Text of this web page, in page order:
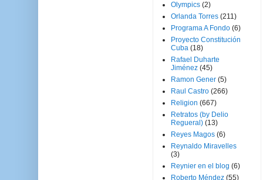
Olympics (2)
Orlanda Torres (211)
Programa A Fondo (6)
Proyecto Constitución
Cuba (18)
Rafael Duharte
Jiménez (45)
Ramon Gener (5)
Raul Castro (266)
Religion (667)
Retratos (by Delio
Regueral) (13)
Reyes Magos (6)
Reynaldo Miravelles
(3)
Reynier en el blog (6)
Roberto Méndez (55)